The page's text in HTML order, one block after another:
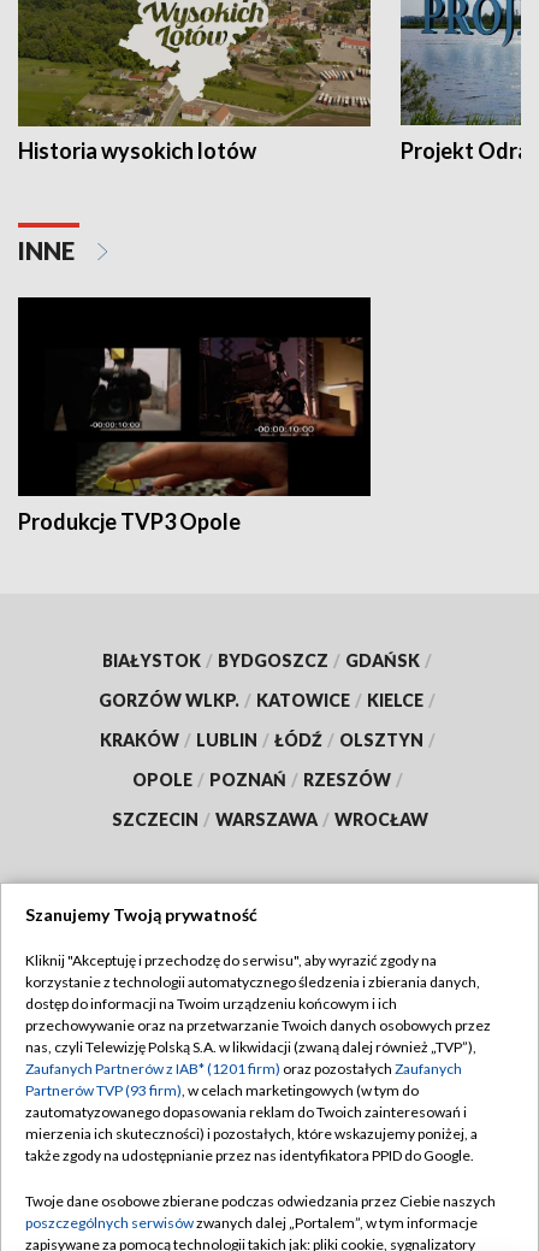
Historia wysokich lotów Projekt Odra
INNE
Produkcje TVP3 Opole
BIAŁYSTOK / BYDGOSZCZ / GDAŃSK /
GORZÓW WLKP. / KATOWICE / KIELCE /
KRAKÓW / LUBLIN / ŁÓDŹ / OLSZTYN /
OPOLE / POZNAŃ / RZESZÓW /
SZCZECIN / WARSZAWA / WROCŁAW
TVP
Abonament TVP
Emisja w TVP
Centrum informacji TVP
Naziemna Telewizja Cyfrowa
Rada Programowa
Regulamin TVP
Polityka prywatności
Moje zgody
Pomoc
Kontakt
Szanujemy Twoją prywatność
Kliknij "Akceptuję i przechodzę do serwisu", aby wyrazić zgody na
korzystanie z technologii automatycznego śledzenia i zbierania danych,
dostęp do informacji na Twoim urządzeniu końcowym i ich
przechowywanie oraz na przetwarzanie Twoich danych osobowych przez
nas, czyli Telewizję Polską S.A. w likwidacji (zwaną dalej również „TVP”),
Zaufanych Partnerów z IAB* (1201 firm) oraz pozostałych Zaufanych
Partnerów TVP (93 firm), w celach marketingowych (w tym do
zautomatyzowanego dopasowania reklam do Twoich zainteresowań i
mierzenia ich skuteczności) i pozostałych, które wskazujemy poniżej, a
także zgody na udostępnianie przez nas identyfikatora PPID do Google.
Twoje dane osobowe zbierane podczas odwiedzania przez Ciebie naszych
poszczególnych serwisówzwanych dalej „Portalem”, w tym informacje
zapisywane za pomocą technologii takich jak: pliki cookie, sygnalizatory